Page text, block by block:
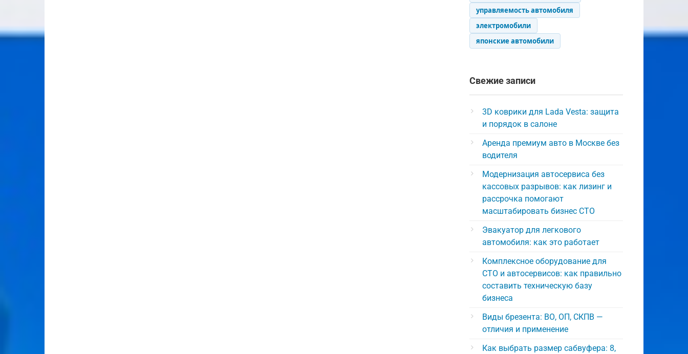
управляемость автомобиля
электромобили
японские автомобили
Свежие записи
3D коврики для Lada Vesta: защита
и порядок в салоне
Аренда премиум авто в Москве без
водителя
Модернизация автосервиса без
кассовых разрывов: как лизинг и
рассрочка помогают
масштабировать бизнес СТО
Эвакуатор для легкового
автомобиля: как это работает
Комплексное оборудование для
СТО и автосервисов: как правильно
составить техническую базу
бизнеса
Виды брезента: ВО, ОП, СКПВ —
отличия и применение
Как выбрать размер сабвуфера: 8,